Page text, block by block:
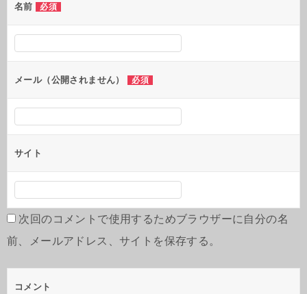
シ
ン
名前 必須
メール（公開されません） 必須
サイト
次回のコメントで使用するためブラウザーに自分の名
前、メールアドレス、サイトを保存する。
コメント